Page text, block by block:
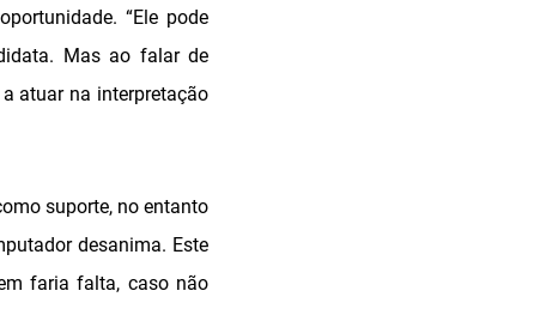
“Ele pode
Mas ao falar de
atuar na interpretação
suporte, no entanto
desanima. Este
faria falta, caso não